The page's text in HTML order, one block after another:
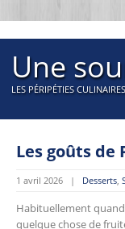
Une
LES PÉRIPÉTIES
Les goûts de
1 avril 2026 | Desserts,
Habituellement quand
quelque chose de